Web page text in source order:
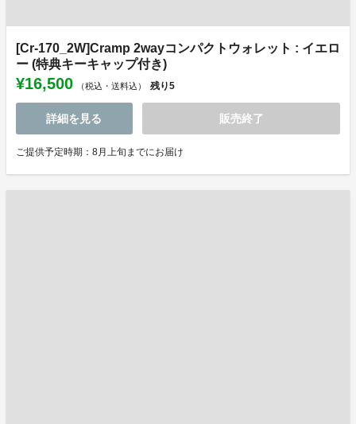
[Cr-170_2W]Cramp 2wayコンパクトウォレット : イエロ
ー (特典キーキャップ付き)
¥16,500 （税込・送料込） 残り5
詳細を見る 販売終了
ご提供予定時期：8月上旬までにお届け